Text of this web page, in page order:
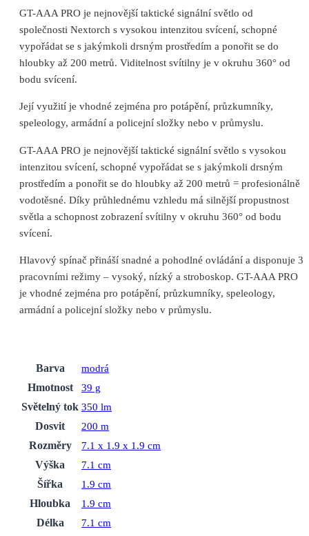
GT-AAA PRO je nejnovější taktické signální světlo od
společnosti Nextorch s vysokou intenzitou svícení, schopné
vypořádat se s jakýmkoli drsným prostředím a ponořit se do
hloubky až 200 metrů. Viditelnost svítilny je v okruhu 360° od
bodu svícení.
Její využití je vhodné zejména pro potápění, průzkumníky,
speleology, armádní a policejní složky nebo v průmyslu.
GT-AAA PRO je nejnovější taktické signální světlo s vysokou
intenzitou svícení, schopné vypořádat se s jakýmkoli drsným
prostředím a ponořit se do hloubky až 200 metrů = profesionálně
vodotěsné. Díky průhlednému vzhledu má silnější propustnost
světla a schopnost zobrazení svítilny v okruhu 360° od bodu
svícení.
Hlavový spínač přináší snadné a pohodlné ovládání a disponuje 3
pracovními režimy – vysoký, nízký a stroboskop. GT-AAA PRO
je vhodné zejména pro potápění, průzkumníky, speleology,
armádní a policejní složky nebo v průmyslu.
Barva
modrá
Hmotnost
39 g
Světelný tok 350 lm
Dosvit
200 m
Rozměry
7.1 x 1.9 x 1.9 cm
Výška
7.1 cm
Šířka
1.9 cm
Hloubka
1.9 cm
Délka
7.1 cm